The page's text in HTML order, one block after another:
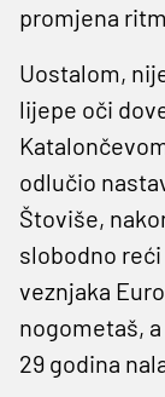
promjena
Uostalom,
lijepe oči
odlučio
Štoviše,
slobodno
veznjaka
nogometaš,
29 godina